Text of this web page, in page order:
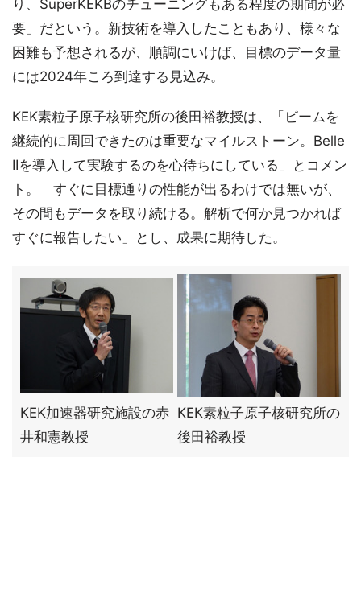
り、SuperKEKBのチューニングもある程度の期間が必
要」だという。新技術を導入したこともあり、様々な
困難も予想されるが、順調にいけば、目標のデータ量
には2024年ころ到達する見込み。
KEK素粒子原子核研究所の後田裕教授は、「ビームを
継続的に周回できたのは重要なマイルストーン。Belle
IIを導入して実験するのを心待ちにしている」とコメン
ト。「すぐに目標通りの性能が出るわけでは無いが、
その間もデータを取り続ける。解析で何か見つかれば
すぐに報告したい」とし、成果に期待した。
KEK加速器研究施設の赤
井和憲教授
KEK素粒子原子核研究所の
後田裕教授